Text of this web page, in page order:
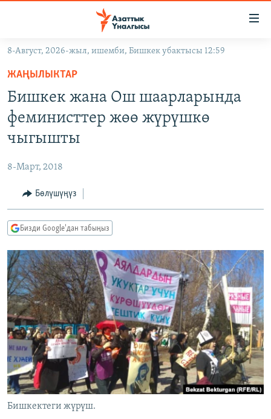
Навигацияга
өтүңүз
Издөөгө
салыңыз
МАДАНИЯТ
ДҮЙНӨ
УКРАИНА
ТВ ПРОГРАММАЛАР
БҮГҮН АЗАТТЫКТА
ДАНИСТЕ
ЭЖЕ-СИҢДИЛЕР
АЗАТТЫК+
ЫҢГАЙСЫЗ СУРООЛОР
ПОДКАСТ
Русский
ОНЛАЙН ШЕРИНЕ
ЭЕ/АРнун бардык сайттары
8-Август, 2026-жыл, ишемби, Бишкек убактысы 12:59
ЖАҢЫЛЫКТАР
Бишкек жана Ош шаарларында
феминисттер жөө жүрүшкө
чыгышты
8-Март, 2018
Бөлүшүңүз
Бизди Google'дан табыңыз
Бишкектеги жүрүш.